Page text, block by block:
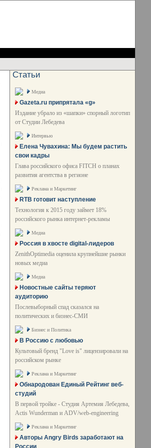
Статьи
Медиа
Gazeta.ru припрятала «g»
Издание убрало из «шапки» спорный логотип
от Студии Лебедева
Интервью
Елена Чувахина: Мы будем растить
свои кадры
Глава российского офиса FITCH о планах
развития агентства в регионе
Реклама и Маркетинг
RTB готовит наступление
Технология к 2015 году займет 18%
российского рынка интернет-рекламы
Медиа
Россия в хвосте digital-лидеров
ZenithOptimedia оценила крупнейшие рынки
новых медиа
Медиа
Новостные сайты теряют
аудиторию
Послевыборный спад сказался на
политических и бизнес-СМИ
Бизнес и Политика
В Россию с любовью
Культовый бренд "Love is" лицензировали на
российском рынке
Реклама и Маркетинг
Обнародован Единый Рейтинг веб-
студий
В первой тройке - Студия Артемия Лебедева,
Actis Wunderman и ADV/web-engineering
Реклама и Маркетинг
Авторы Angry Birds заработают на
России